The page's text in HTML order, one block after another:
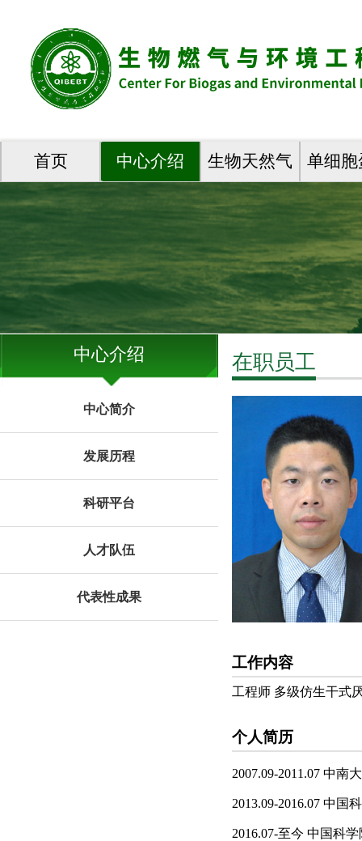
首页 中心介绍 生物天然气 单细
中心介绍
中心简介
发展历程
科研平台
人才队伍
代表性成果
在职员工
工作内容
工程师 多级仿生干式
个人简历
2007.09-2011.07 中南
2013.09-2016.07 中国
2016.07-至今 中国科